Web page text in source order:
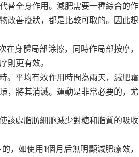
替全身作用。減肥需要一種綜合的作
改善癥狀，都是比較可取的。因此想
身體局部涂擦，同時作局部按摩，
則更有效。
。平均有效作用時間為兩天，減肥霜
，將其消滅。運動是非常必要的，尤
該處脂肪細胞減少對糖和脂質的吸收
，如使用1個月后無明顯減肥療效，